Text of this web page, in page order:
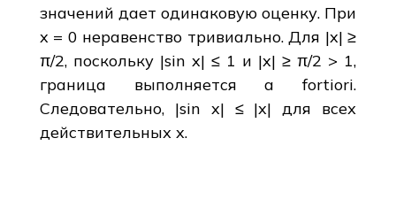
значений дает одинаковую оценку. При
x = 0 неравенство тривиально. Для |x| ≥
π/2, поскольку |sin x| ≤ 1 и |x| ≥ π/2 > 1,
граница выполняется a fortiori.
Следовательно, |sin x| ≤ |x| для всех
действительных x.